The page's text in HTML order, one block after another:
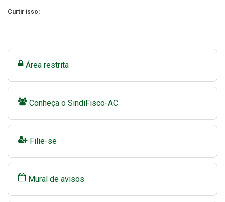
Curtir isso:
Área restrita
Conheça o SindiFisco-AC
Filie-se
Mural de avisos